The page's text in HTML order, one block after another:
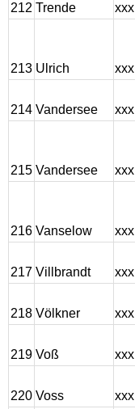
212 Trende xxx
213 Ulrich xxx
214 Vandersee xxx
215 Vandersee xxx
216 Vanselow xxx
217 Villbrandt xxx
218 Völkner xxx
219 Voß xxx
220 Voss xxx